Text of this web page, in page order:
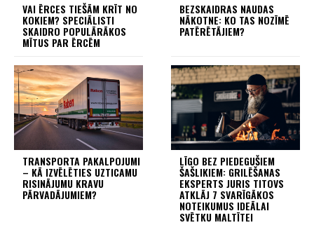
VAI ĒRCES TIEŠĀM KRĪT NO
KOKIEM? SPECIĀLISTI
SKAIDRO POPULĀRĀKOS
MĪTUS PAR ĒRCĒM
BEZSKAIDRAS NAUDAS
NĀKOTNE: KO TAS NOZĪMĒ
PATĒRĒTĀJIEM?
TRANSPORTA PAKALPOJUMI
– KĀ IZVĒLĒTIES UZTICAMU
RISINĀJUMU KRAVU
PĀRVADĀJUMIEM?
LĪGO BEZ PIEDEGUŠIEM
ŠAŠLIKIEM: GRILĒŠANAS
EKSPERTS JURIS TITOVS
ATKLĀJ 7 SVARĪGĀKOS
NOTEIKUMUS IDEĀLAI
SVĒTKU MALTĪTEI